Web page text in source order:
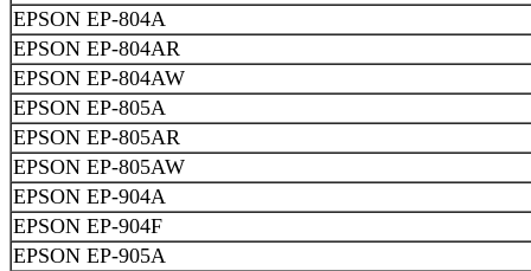
EPSON EP-804A
EPSON EP-804AR
EPSON EP-804AW
EPSON EP-805A
EPSON EP-805AR
EPSON EP-805AW
EPSON EP-904A
EPSON EP-904F
EPSON EP-905A